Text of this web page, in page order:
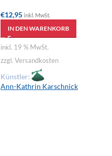
€12,95 inkl. MwSt.
IN DEN WARENKORB
inkl. 19 % MwSt.
zzgl. Versandkosten
Künstler:
Ann-Kathrin Karschnick